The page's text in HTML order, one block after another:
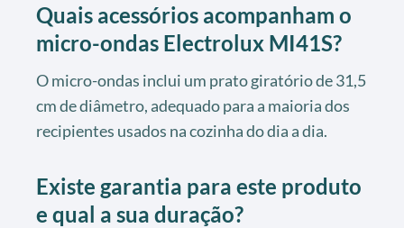
Quais acessórios acompanham o
micro-ondas Electrolux MI41S?
O micro-ondas inclui um prato giratório de 31,5
cm de diâmetro, adequado para a maioria dos
recipientes usados na cozinha do dia a dia.
Existe garantia para este produto
e qual a sua duração?